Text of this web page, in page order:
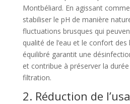
Montbéliard. En agissant
stabiliser le pH de manière
fluctuations brusques qui
qualité de l’eau et le confort des
équilibré garantit une
et contribue à préserver la
filtration.
2. Réduction de